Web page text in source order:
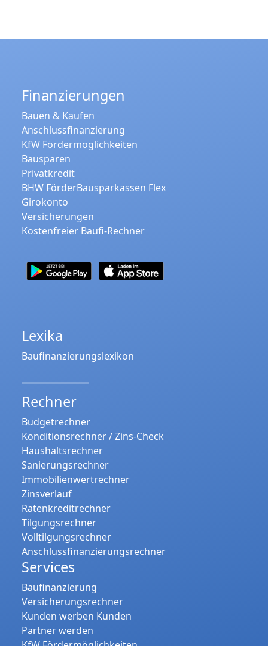
Finanzierungen
Bauen & Kaufen
Anschlussfinanzierung
KfW Fördermöglichkeiten
Bausparen
Privatkredit
BHW FörderBausparkassen Flex
Girokonto
Versicherungen
Kostenfreier Baufi-Rechner
Lexika
Baufinanzierungslexikon
Rechner
Budgetrechner
Konditionsrechner / Zins-Check
Haushaltsrechner
Sanierungsrechner
Immobilienwertrechner
Zinsverlauf
Ratenkreditrechner
Tilgungsrechner
Volltilgungsrechner
Anschlussfinanzierungsrechner
Services
Baufinanzierung
Versicherungsrechner
Kunden werben Kunden
Partner werden